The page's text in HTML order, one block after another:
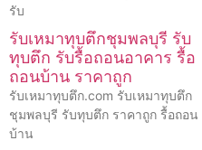
รับ
รับเหมาทุบตึกชุมพลบุรี รับ
ทุบตึก รับรื้อถอนอาคาร รื้อ
ถอนบ้าน ราคาถูก
รับเหมาทุบตึก.com รับเหมาทุบตึก
ชุมพลบุรี รับทุบตึก ราคาถูก รื้อถอน
บ้าน